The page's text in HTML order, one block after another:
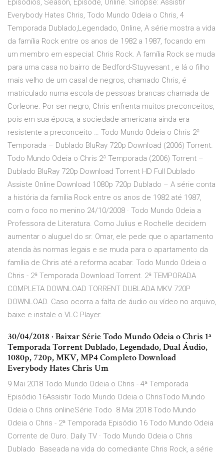
Episódios, Season, Episode, Online. Sinopse: Assistir
Everybody Hates Chris, Todo Mundo Odeia o Chris, 4
Temporada Dublado,Legendado, Online, A série mostra a vida
da família Rock entre os anos de 1982 a 1987, focando em
um membro em especial: Chris Rock. A família Rock se muda
para uma casa no bairro de Bedford-Stuyvesant , e lá o filho
mais velho de um casal de negros, chamado Chris, é
matriculado numa escola de pessoas brancas chamada de
Corleone. Por ser negro, Chris enfrenta muitos preconceitos,
pois em sua época, a sociedade americana ainda era
resistente a preconceito … Todo Mundo Odeia o Chris 2ª
Temporada – Dublado BluRay 720p Download (2006) Torrent.
Todo Mundo Odeia o Chris 2ª Temporada (2006) Torrent –
Dublado BluRay 720p Download Torrent HD Full Dublado
Assiste Online Download 1080p 720p Dublado – A série conta
a história da família Rock entre os anos de 1982 até 1987,
com o foco no menino 24/10/2008 · Todo Mundo Odeia a
Professora de Literatura. Como Julius e Rochelle decidem
aumentar o aluguel do sr. Omar, ele pede que o apartamento
atenda às normas legais e se muda para o apartamento da
família de Chris até a reforma acabar. Todo Mundo Odeia o
Chris - 2ª Temporada Download Torrent. 2ª TEMPORADA
COMPLETA DOWNLOAD TORRENT DUBLADA MKV 720P
DOWNLOAD. Caso ocorra a falta de áudio ou vídeo no arquivo,
baixe e instale o VLC Player.
30/04/2018 · Baixar Série Todo Mundo Odeia o Chris 1ª
Temporada Torrent Dublado, Legendado, Dual Áudio,
1080p, 720p, MKV, MP4 Completo Download
Everybody Hates Chris Um
9 Mai 2018 Todo Mundo Odeia o Chris - 4ª Temporada
Episódio 16Assistir Todo Mundo Odeia o ChrisTodo Mundo
Odeia o Chris onlineSérie Todo 8 Mai 2018 Todo Mundo
Odeia o Chris - 2ª Temporada Episódio 16 Todo Mundo Odeia
Corrente de Ouro. Daily TV · Todo Mundo Odeia o Chris
Dublado Baseada na vida do comediante Chris Rock, a série